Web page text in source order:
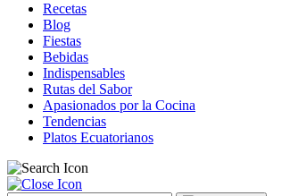
Recetas
Blog
Fiestas
Bebidas
Indispensables
Rutas del Sabor
Apasionados por la Cocina
Tendencias
Platos Ecuatorianos